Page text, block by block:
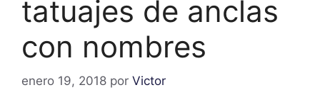
tatuajes de anclas
con nombres
enero 19, 2018 por Victor